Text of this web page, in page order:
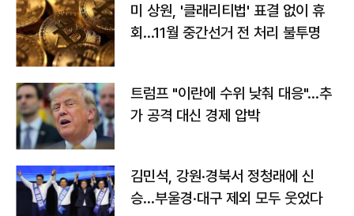
미 상원, '클래리티법' 표결 없이 휴
회…11월 중간선거 전 처리 불투명
트럼프 "이란에 수위 낮춰 대응"…추
가 공격 대신 경제 압박
김민석, 강원·경북서 정청래에 신
승…부울경·대구 제외 모두 웃었다